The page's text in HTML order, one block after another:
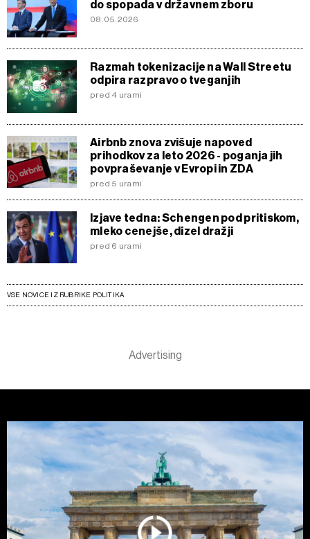
do spopada v državnem zboru
08.05.2026
Razmah tokenizacije na Wall Streetu
odpira razpravo o tveganjih
pred 4 urami
Airbnb znova zvišuje napoved
prihodkov za leto 2026 - poganja jih
povpraševanje v Evropi in ZDA
pred 5 urami
Izjave tedna: Schengen pod pritiskom,
mleko cenejše, dizel dražji
pred 6 urami
VSE NOVICE IZ RUBRIKE POLITIKA